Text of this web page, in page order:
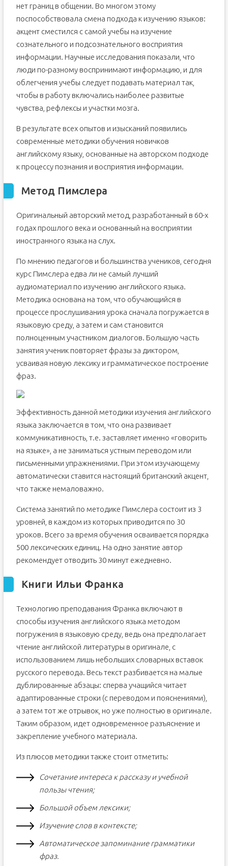
нет границ в общении. Во многом этому
поспособствовала смена подхода к изучению языков:
акцент сместился с самой учебы на изучение
сознательного и подсознательного восприятия
информации. Научные исследования показали, что
люди по-разному воспринимают информацию, и для
облегчения учебы следует подавать материал так,
чтобы в работу включались наиболее развитые
чувства, рефлексы и участки мозга.
В результате всех опытов и изысканий появились
современные методики обучения новичков
английскому языку, основанные на авторском подходе
к процессу познания и восприятия информации.
Метод Пимслера
Оригинальный авторский метод, разработанный в 60-х
годах прошлого века и основанный на восприятии
иностранного языка на слух.
По мнению педагогов и большинства учеников, сегодня
курс Пимслера едва ли не самый лучший
аудиоматериал по изучению английского языка.
Методика основана на том, что обучающийся в
процессе прослушивания урока сначала погружается в
языковую среду, а затем и сам становится
полноценным участником диалогов. Большую часть
занятия ученик повторяет фразы за диктором,
усваивая новую лексику и грамматическое построение
фраз.
Эффективность данной методики изучения английского
языка заключается в том, что она развивает
коммуникативность, т.е. заставляет именно «говорить
на языке», а не заниматься устным переводом или
письменными упражнениями. При этом изучающему
автоматически ставится настоящий британский акцент,
что также немаловажно.
Система занятий по методике Пимслера состоит из 3
уровней, в каждом из которых приводится по 30
уроков. Всего за время обучения осваивается порядка
500 лексических единиц. На одно занятие автор
рекомендует отводить 30 минут ежедневно.
Книги Ильи Франка
Технологию преподавания Франка включают в
способы изучения английского языка методом
погружения в языковую среду, ведь она предполагает
чтение английской литературы в оригинале, с
использованием лишь небольших словарных вставок
русского перевода. Весь текст разбивается на малые
дублированные абзацы: сперва учащийся читает
адаптированные строки (с переводом и пояснениями),
а затем тот же отрывок, но уже полностью в оригинале.
Таким образом, идет одновременное разъяснение и
закрепление учебного материала.
Из плюсов методики также стоит отметить:
Сочетание интереса к рассказу и учебной
пользы чтения;
Большой объем лексики;
Изучение слов в контексте;
Автоматическое запоминание грамматики
фраз.